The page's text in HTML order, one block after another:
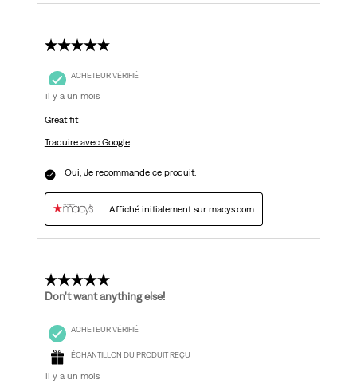
5 étoile(s) sur 5.
ACHETEUR VÉRIFIÉ
il y a un mois
Great fit
Traduire avec Google
Oui, Je recommande ce produit.
Affiché initialement sur macys.com
5 étoile(s) sur 5.
Don't want anything else!
ACHETEUR VÉRIFIÉ
ÉCHANTILLON DU PRODUIT REÇU
il y a un mois